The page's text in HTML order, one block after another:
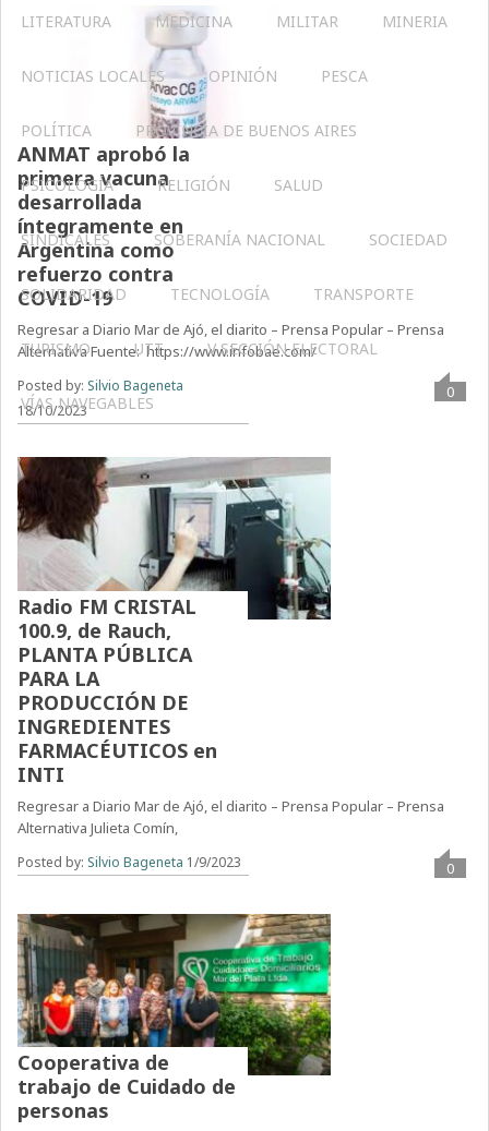
LITERATURA MEDICINA MILITAR MINERIA
NOTICIAS LOCALES OPINIÓN PESCA
POLÍTICA PROVINCIA DE BUENOS AIRES
PSICOLOGÍA RELIGIÓN SALUD
SINDICALES SOBERANÍA NACIONAL SOCIEDAD
SOLIDARIDAD TECNOLOGÍA TRANSPORTE
TURISMO UTT V SECCIÓN ELECTORAL
VÍAS NAVEGABLES
ANMAT aprobó la
primera vacuna
desarrollada
íntegramente en
Argentina como
refuerzo contra
COVID-19
Regresar a Diario Mar de Ajó, el diarito – Prensa Popular – Prensa
Alternativa Fuente: https://www.infobae.com/
Posted by: Silvio Bageneta
18/10/2023
0
Radio FM CRISTAL
100.9, de Rauch,
PLANTA PÚBLICA
PARA LA
PRODUCCIÓN DE
INGREDIENTES
FARMACÉUTICOS en
INTI
Regresar a Diario Mar de Ajó, el diarito – Prensa Popular – Prensa
Alternativa Julieta Comín,
Posted by: Silvio Bageneta 1/9/2023 0
Cooperativa de
trabajo de Cuidado de
personas